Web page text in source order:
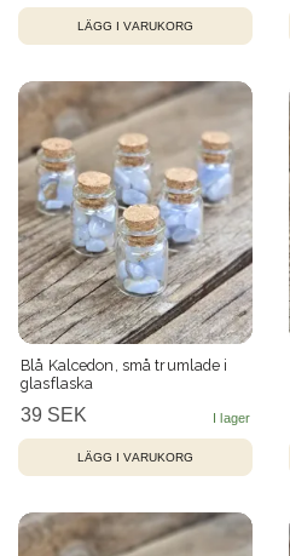
Blå Kalcedon, små trumlade i
glasflaska
39 SEK